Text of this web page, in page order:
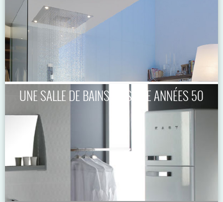
UNE SALLE DE BAINS DE STYLE ANNÉES 50